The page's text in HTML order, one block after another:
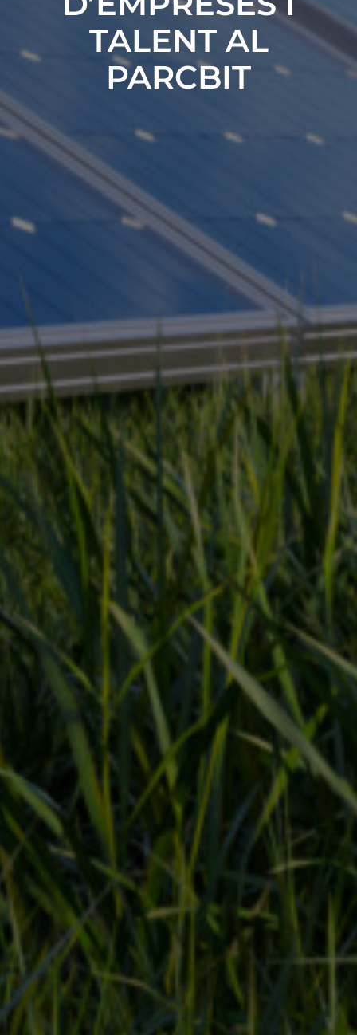
TALENT AL
PARCBIT